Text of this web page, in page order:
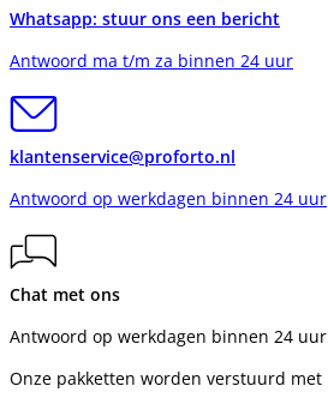
Whatsapp: stuur ons een bericht
Antwoord ma t/m za binnen 24 uur
klantenservice@proforto.nl
Antwoord op werkdagen binnen 24 uur
Chat met ons
Antwoord op werkdagen binnen 24 uur
Onze pakketten worden verstuurd met